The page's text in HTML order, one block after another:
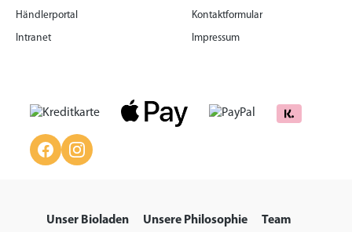
Händlerportal
Intranet
Kontaktformular
Impressum
Unser Bioladen Unsere Philosophie Team